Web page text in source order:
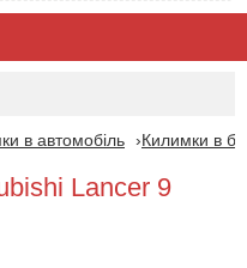
в автомобіль Килимки в
Lancer 9